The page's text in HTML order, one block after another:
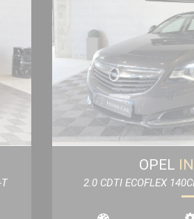
T
OPEL
2.0 CDTI ECOFLEX